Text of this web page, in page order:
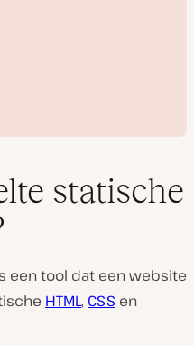
statische
een tool dat een website
HTML, CSS en